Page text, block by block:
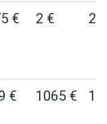
€ 2 €
€ 1065 €